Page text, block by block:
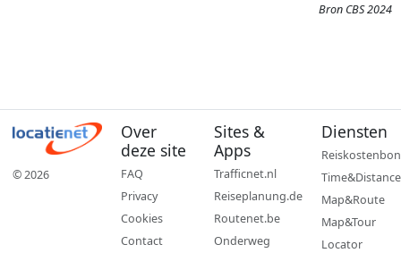
Bron CBS 2024
© 2026
Over
deze site
FAQ
Privacy
Cookies
Contact
Sites &
Apps
Trafficnet.nl
Reiseplanung.de
Routenet.be
Onderweg
Diensten
Reiskostenbon
Time&Distance
Map&Route
Map&Tour
Locator